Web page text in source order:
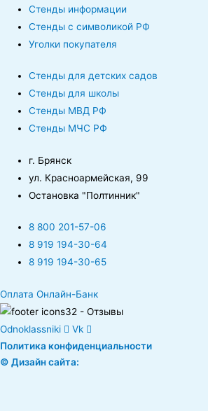
Стенды информации
Стенды с символикой РФ
Уголки покупателя
Стенды для детских садов
Стенды для школы
Стенды МВД РФ
Стенды МЧС РФ
г. Брянск
ул. Красноармейская, 99
Остановка "Полтинник"
8 800 201-57-06
8 919 194-30-64
8 919 194-30-65
Оплата Онлайн-Банк
Odnoklassniki
Vk
Политика конфиденциальности
© Дизайн сайта: